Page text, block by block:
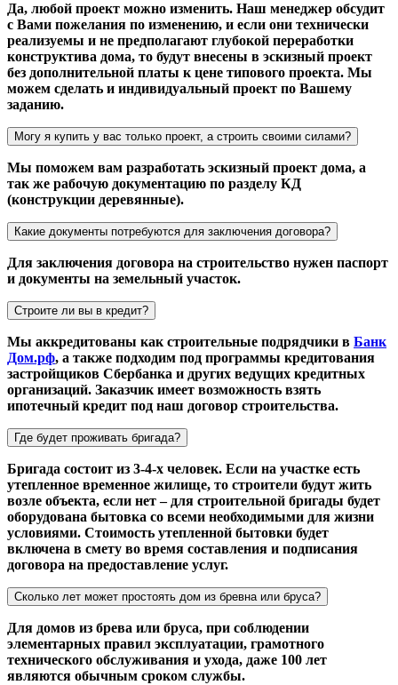
Да, любой проект можно изменить. Наш менеджер обсудит
с Вами пожелания по изменению, и если они технически
реализуемы и не предполагают глубокой переработки
конструктива дома, то будут внесены в эскизный проект
без дополнительной платы к цене типового проекта. Мы
можем сделать и индивидуальный проект по Вашему
заданию.
Могу я купить у вас только проект, а строить своими силами?
Мы поможем вам разработать эскизный проект дома, а
так же рабочую документацию по разделу КД
(конструкции деревянные).
Какие документы потребуются для заключения договора?
Для заключения договора на строительство нужен паспорт
и документы на земельный участок.
Строите ли вы в кредит?
Мы аккредитованы как строительные подрядчики в Банк
Дом.рф, а также подходим под программы кредитования
застройщиков Сбербанка и других ведущих кредитных
организаций. Заказчик имеет возможность взять
ипотечный кредит под наш договор строительства.
Где будет проживать бригада?
Бригада состоит из 3-4-х человек. Если на участке есть
утепленное временное жилище, то строители будут жить
возле объекта, если нет – для строительной бригады будет
оборудована бытовка со всеми необходимыми для жизни
условиями. Стоимость утепленной бытовки будет
включена в смету во время составления и подписания
договора на предоставление услуг.
Сколько лет может простоять дом из бревна или бруса?
Для домов из брева или бруса, при соблюдении
элементарных правил эксплуатации, грамотного
технического обслуживания и ухода, даже 100 лет
являются обычным сроком службы.